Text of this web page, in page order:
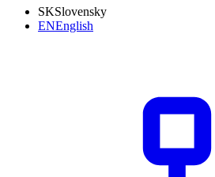
SKSlovensky
ENEnglish